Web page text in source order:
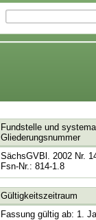
Fundstelle und
Gliederungsnummer
SächsGVBl. 2002 Nr.
Fsn-Nr.: 814-1.8
Gültigkeitszeitraum
Fassung gültig ab: 1.